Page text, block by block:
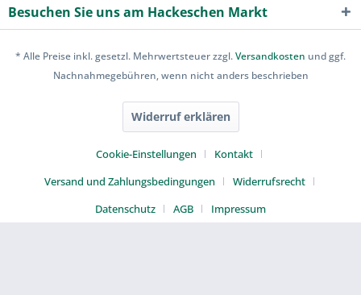
Besuchen Sie uns am Hackeschen Markt
* Alle Preise inkl. gesetzl. Mehrwertsteuer zzgl.Versandkosten und ggf.
Nachnahmegebühren, wenn nicht anders beschrieben
Widerruf erklären
Cookie-Einstellungen
Kontakt
Versand und Zahlungsbedingungen
Widerrufsrecht
Datenschutz
AGB Impressum